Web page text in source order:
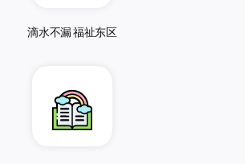
滴水不漏 福祉东区